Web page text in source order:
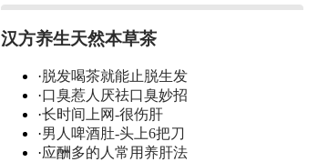
汉方养生天然本草茶
·脱发喝茶就能止脱生发
·口臭惹人厌祛口臭妙招
·长时间上网-很伤肝
·男人啤酒肚-头上6把刀
·应酬多的人常用养肝法